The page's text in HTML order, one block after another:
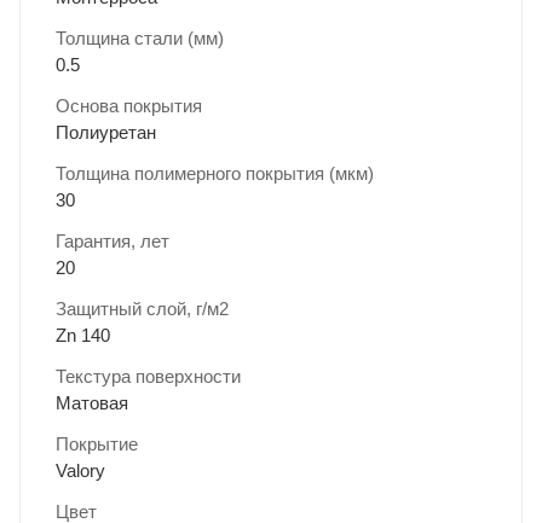
Толщина стали (мм)
0.5
Основа покрытия
Полиуретан
Толщина полимерного покрытия (мкм)
30
Гарантия, лет
20
Защитный слой, г/м2
Zn 140
Текстура поверхности
Матовая
Покрытие
Valory
Цвет